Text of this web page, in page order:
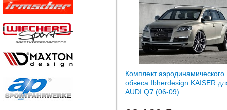
Комплект аэродинамического
обвеса Ibherdesign KAISER
AUDI Q7 (06-09)